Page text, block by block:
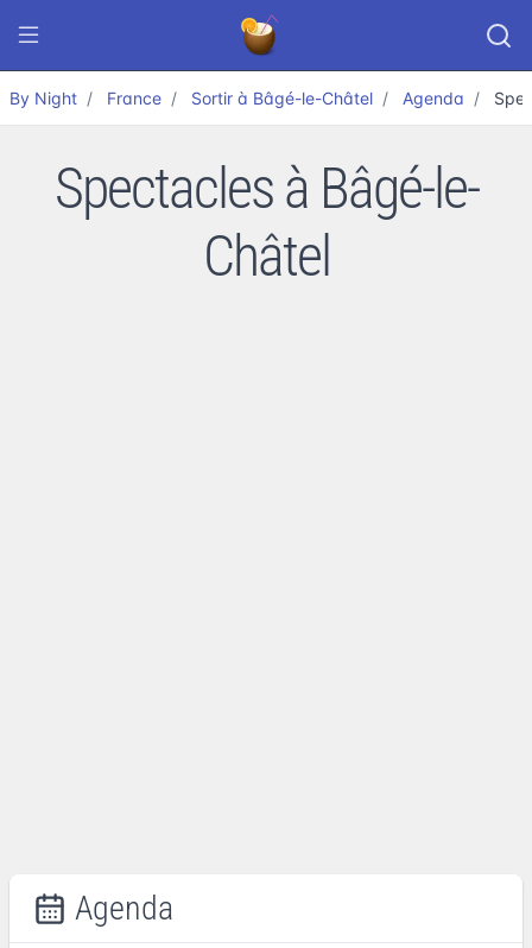
By Night France Sortir à Bâgé-le-Châtel Agenda
Spectacles à Bâgé-le-
Châtel
Agenda